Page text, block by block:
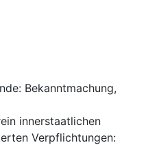
: Bekanntmachung,
innerstaatlichen
Verpflichtungen: